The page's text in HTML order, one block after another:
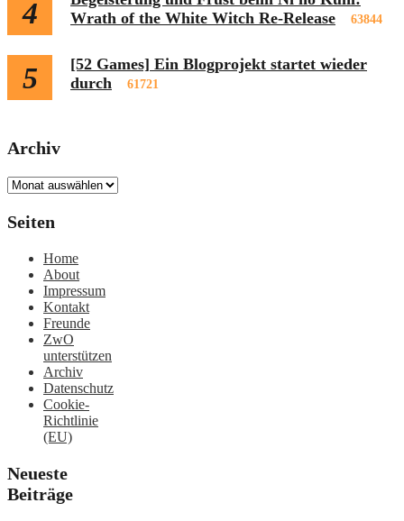
4
Wrath of the White Witch Re-Release
63844
5
[52 Games] Ein Blogprojekt startet wieder
durch
61721
Archiv
Archiv
Seiten
Home
About
Impressum
Kontakt
Freunde
ZwO
unterstützen
Archiv
Datenschutz
Cookie-
Richtlinie
(EU)
Neueste
Beiträge